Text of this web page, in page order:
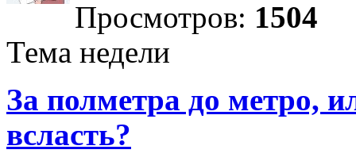
Просмотров: 1504
Тема недели
За полметра до метро,
всласть?